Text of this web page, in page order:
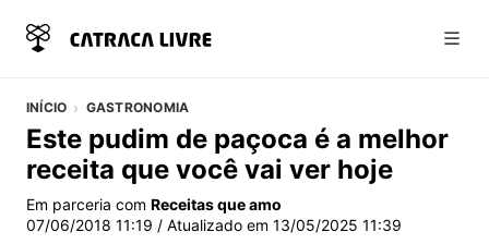
INÍCIO GASTRONOMIA
Este pudim de paçoca é a melhor
receita que você vai ver hoje
Em parceria com Receitas que amo
07/06/2018 11:19 / Atualizado em 13/05/2025 11:39